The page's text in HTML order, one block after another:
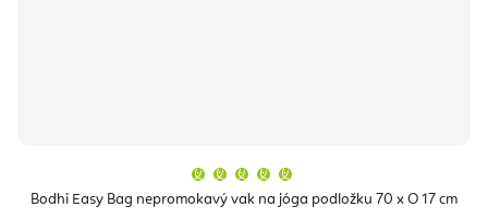
Bodhi Easy Bag nepromokavý vak na jóga podložku 70 x O 17 cm
produktu
je